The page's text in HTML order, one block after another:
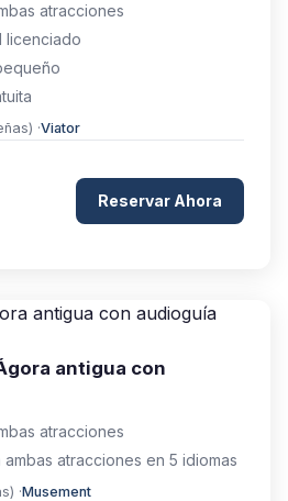
atracciones
licenciado
·Viator
Reservar Ahora
antigua con
atracciones
atracciones en 5 idiomas
·Musement